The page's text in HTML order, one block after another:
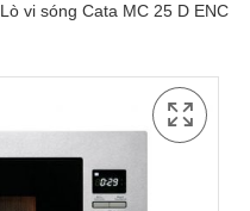
Lò vi sóng Cata MC 25 D ENC